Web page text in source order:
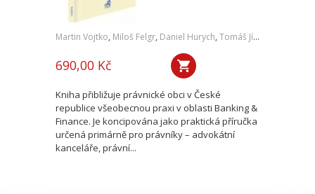
Martin Vojtko, Miloš Felgr, Daniel Hurych, Tomáš Jíně
690,00 Kč
Kniha přibližuje právnické obci v České
republice všeobecnou praxi v oblasti Banking &
Finance. Je koncipována jako praktická příručka
určená primárně pro právníky – advokátní
kanceláře, právní...